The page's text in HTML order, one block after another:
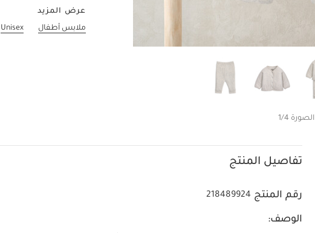
الصورة 1/4
عرض المزيد
ملابس أطفال
Unisex
تفاصيل المنتج
رقم المنتج 218489924
الوصف: